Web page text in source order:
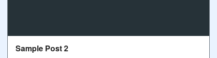
Sample Post 2